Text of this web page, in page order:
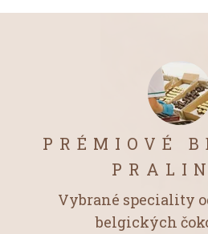
PRÉMIOVÉ
Vybrané speciality
belgických